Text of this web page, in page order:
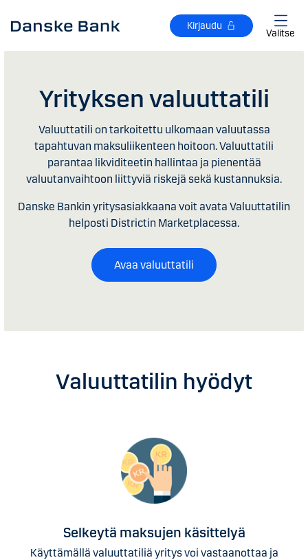
Kirjaudu
Valitse
Yrityksen valuuttatili
Valuuttatili on tarkoitettu ulkomaan valuutassa
tapahtuvan maksuliikenteen hoitoon. Valuuttatili
parantaa likviditeetin hallintaa ja pienentää
valuutanvaihtoon liittyviä riskejä sekä kustannuksia.
Danske Bankin yritysasiakkaana voit avata Valuuttatilin
helposti Districtin Marketplacessa.
Avaa valuuttatili
Valuuttatilin hyödyt
Selkeytä maksujen käsittelyä
Käyttämällä valuuttatiliä yritys voi vastaanottaa ja